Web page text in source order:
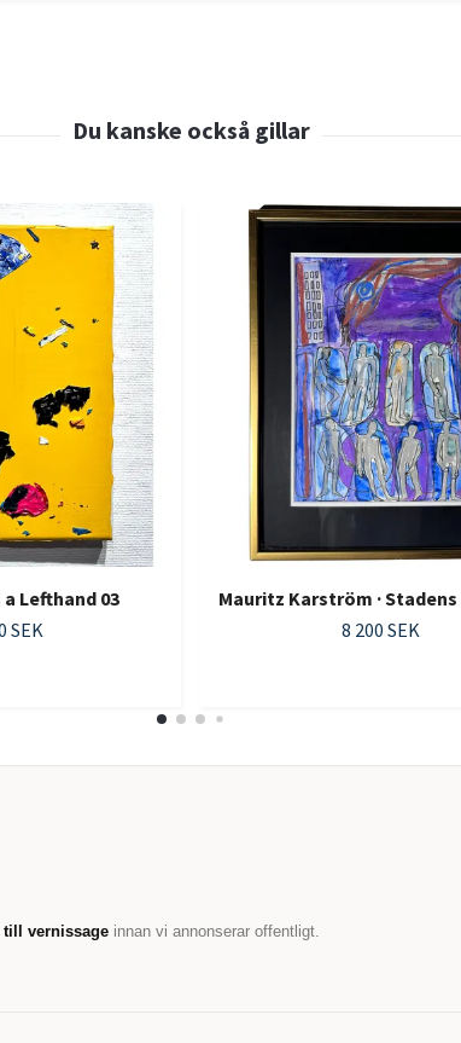
a Lefthand 03
SEK
Mauritz Karström ·
8 200 SEK
vernissage innan vi annonserar offentligt.